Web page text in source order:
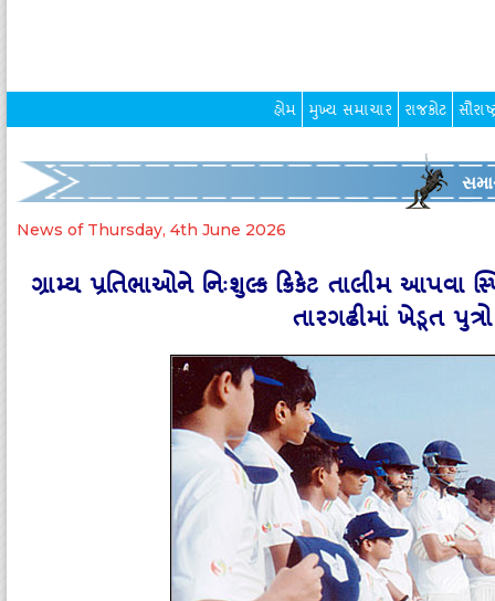
હોમ મુખ્ય સમાચાર રાજકોટ
News of Thursday, 4th June 2026
ગ્રામ્‍ય પ્રતિભાઓને નિઃશુલ્‍ક ક્રિકેટ તાલીમ
તારગઢીમાં ખેડૂત